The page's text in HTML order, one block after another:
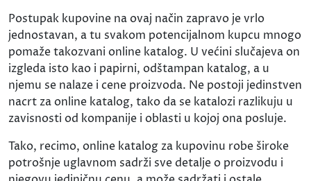
Postupak kupovine na ovaj način zapravo je vrlo
jednostavan, a tu svakom potencijalnom kupcu mnogo
pomaže takozvani online katalog. U većini slučajeva on
izgleda isto kao i papirni, odštampan katalog, a u
njemu se nalaze i cene proizvoda. Ne postoji jedinstven
nacrt za online katalog, tako da se katalozi razlikuju u
zavisnosti od kompanije i oblasti u kojoj ona posluje.
Tako, recimo, online katalog za kupovinu robe široke
potrošnje uglavnom sadrži sve detalje o proizvodu i